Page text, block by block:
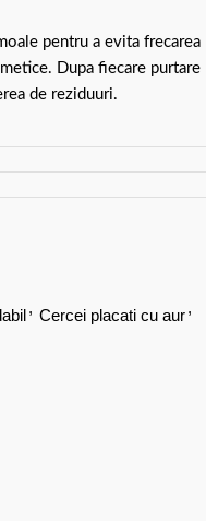
pentru a evita frecarea
Dupa fiecare purtare
de reziduuri.
, Cercei placati cu aur,